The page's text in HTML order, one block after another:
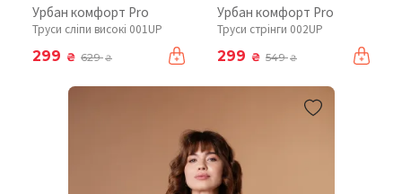
Урбан комфорт Pro
Труси сліпи високі 001UP
299 ₴ 629₴
Урбан комфорт Pro
Труси стрінги 002UP
299 ₴ 549₴